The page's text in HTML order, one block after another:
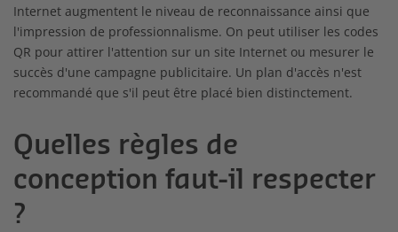
Internet augmentent le niveau de reconnaissance ainsi que
l'impression de professionnalisme. On peut utiliser les codes
QR pour attirer l'attention sur un site Internet ou mesurer le
succès d'une campagne publicitaire. Un plan d'accès n'est
recommandé que s'il peut être placé bien distinctement.
Quelles règles de
conception faut-il respecter
?